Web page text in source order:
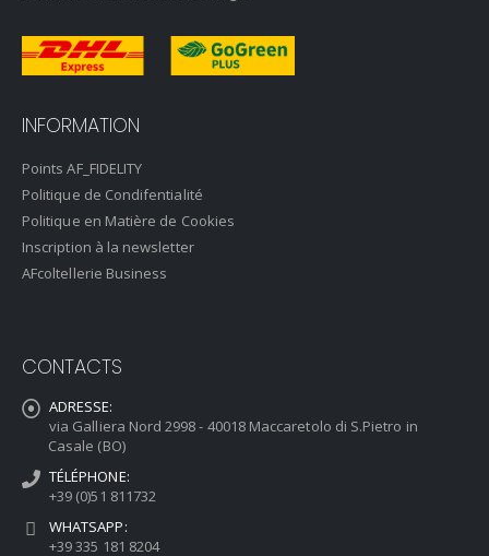
INFORMATION
Points AF_FIDELITY
Politique de Condifentialité
Politique en Matière de Cookies
Inscription à la newsletter
AFcoltellerie Business
CONTACTS
ADRESSE:
via Galliera Nord 2998 - 40018 Maccaretolo di S.Pietro in
Casale (BO)
TÉLÉPHONE:
+39 (0)51 811732
WHATSAPP:
+39 335 181 8204